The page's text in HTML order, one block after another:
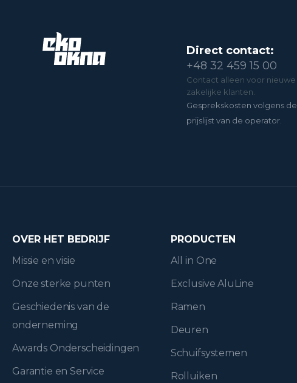
Direct contact:
+48 32 459 15 00
Contact alleen voor nieuwe
zakelijke klanten.
Gesprekskosten volgens de
prijslijst van de operator.
OVER HET BEDRIJF
Missie en visie
Onze sterke punten
Geschiedenis van de
onderneming
Awards Onderscheidingen
Garantie en Service
PRODUCTEN
All in One
Exclusive AluLine
Ramen
Deuren
Schuifsystemen
Rolluiken